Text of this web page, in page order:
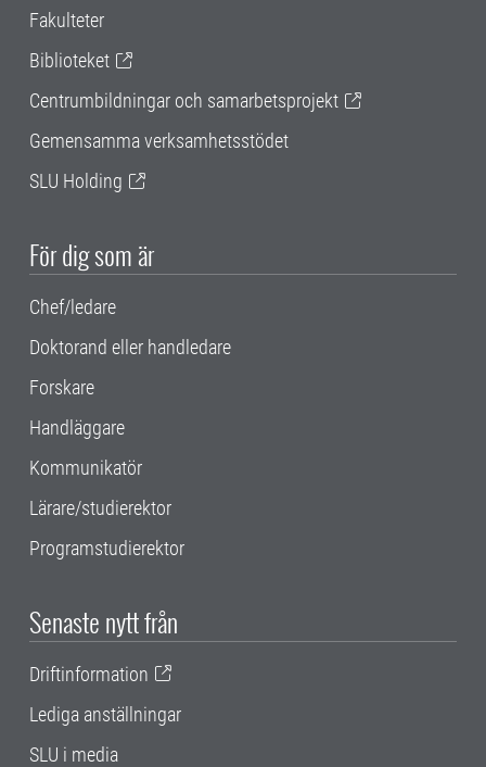
Fakulteter
Biblioteket
Centrumbildningar och samarbetsprojekt
Gemensamma verksamhetsstödet
SLU Holding
För dig som är
Chef/ledare
Doktorand eller handledare
Forskare
Handläggare
Kommunikatör
Lärare/studierektor
Programstudierektor
Senaste nytt från
Driftinformation
Lediga anställningar
SLU i media